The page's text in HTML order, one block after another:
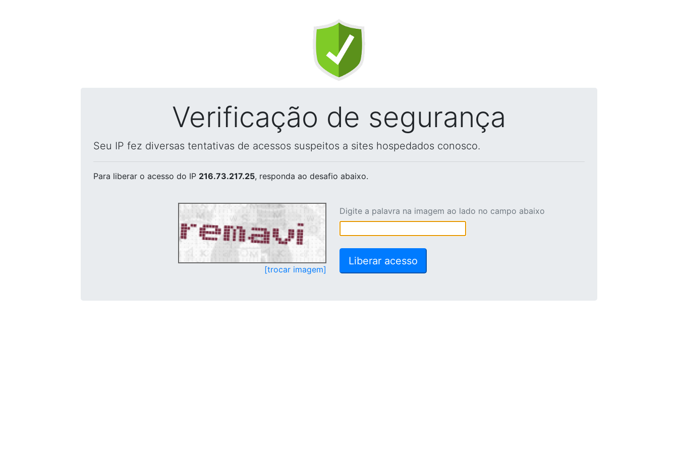
Verificação de segurança
Seu IP fez diversas tentativas de acessos suspeitos a sites hospedados conosco.
Para liberar o acesso do IP 216.73.217.25, responda ao desafio abaixo.
[trocar imagem]
Digite a palavra na imagem ao lado no campo abaixo